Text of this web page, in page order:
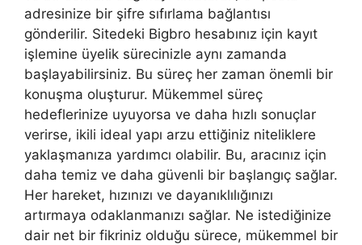
adresinize bir şifre sıfırlama bağlantısı
gönderilir. Sitedeki Bigbro hesabınız için kayıt
işlemine üyelik sürecinizle aynı zamanda
başlayabilirsiniz. Bu süreç her zaman önemli bir
konuşma oluşturur. Mükemmel süreç
hedeflerinize uyuyorsa ve daha hızlı sonuçlar
verirse, ikili ideal yapı arzu ettiğiniz niteliklere
yaklaşmanıza yardımcı olabilir. Bu, aracınız için
daha temiz ve daha güvenli bir başlangıç ​​sağlar.
Her hareket, hızınızı ve dayanıklılığınızı
artırmaya odaklanmanızı sağlar. Ne istediğinize
dair net bir fikriniz olduğu sürece, mükemmel bir